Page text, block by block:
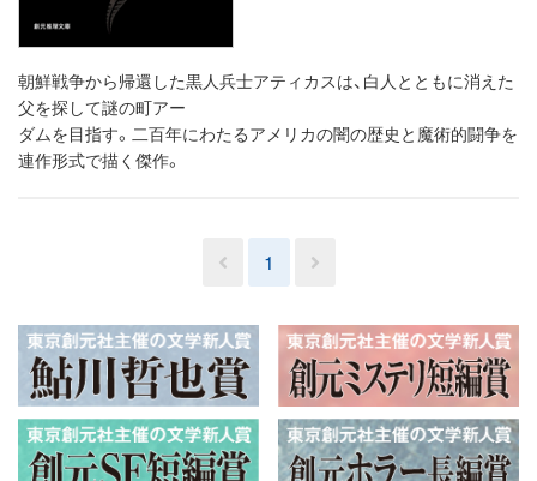
朝鮮戦争から帰還した黒人兵士アティカスは、白人とともに消えた
父を探して謎の町アー
ダムを目指す。二百年にわたるアメリカの闇の歴史と魔術的闘争を
連作形式で描く傑作。
1